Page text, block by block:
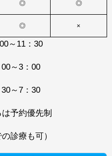
◎ ◎
◎ ×
～11：30
～3：00
～7：30
予約優先制
診療も可）